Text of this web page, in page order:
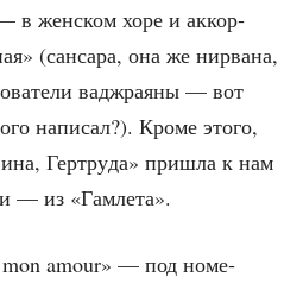
в жен­ском хоре и аккор­
(сан­са­ра, она же нир­ва­на,
вад­ж­ра­я­ны — вот
напи­сал?). Кро­ме это­го,
Гер­тру­да» при­шла к нам
— из «Гам­ле­та».
amour» — под номе­